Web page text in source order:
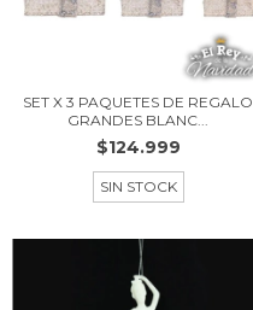
SET X 3 PAQUETES DE REGALO
GRANDES BLANC...
$124.999
SIN STOCK